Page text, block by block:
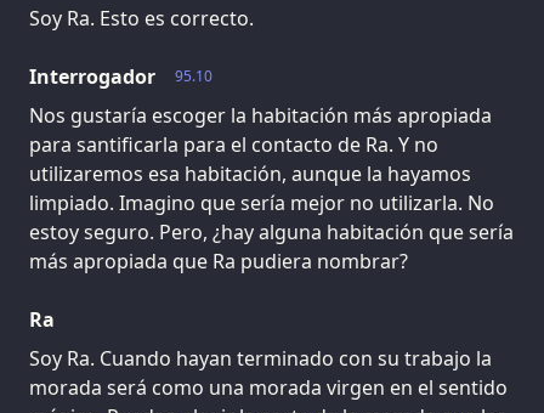
Soy Ra. Esto es correcto.
95.10
Interrogador
Nos gustaría escoger la habitación más apropiada
para santificarla para el contacto de Ra. Y no
utilizaremos esa habitación, aunque la hayamos
limpiado. Imagino que sería mejor no utilizarla. No
estoy seguro. Pero, ¿hay alguna habitación que sería
más apropiada que Ra pudiera nombrar?
Ra
Soy Ra. Cuando hayan terminado con su trabajo la
morada será como una morada virgen en el sentido